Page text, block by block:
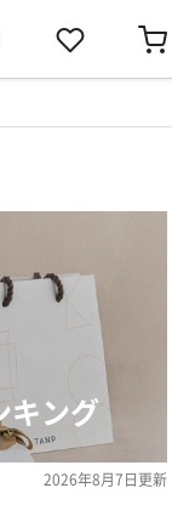
キング
2026年8月7日更新